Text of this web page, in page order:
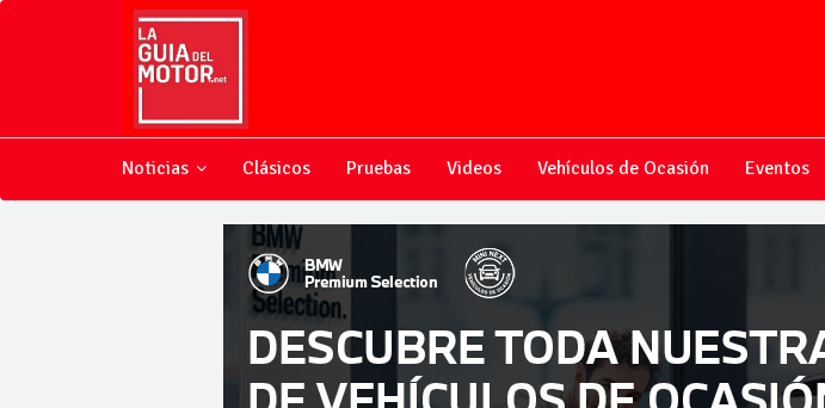
Noticias Clásicos Pruebas Videos Vehículos de Ocasión Eventos